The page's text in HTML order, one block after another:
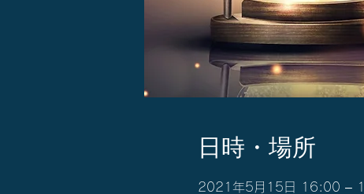
日時・場所
2021年5月15日 16:00 –